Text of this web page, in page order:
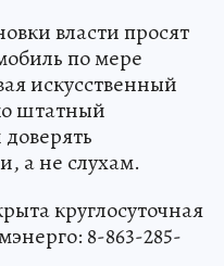
власти просят
по мере
искусственный
штатный
а не слухам.
круглосуточная
8-863-285-